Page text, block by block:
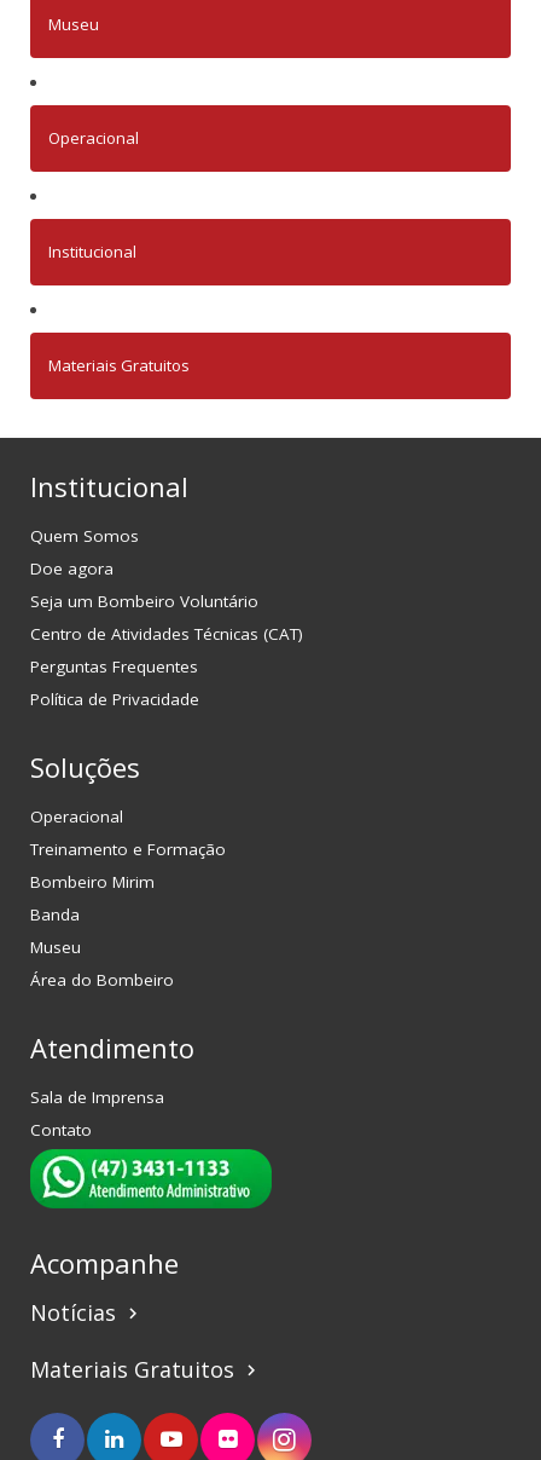
Museu
Operacional
Institucional
Materiais Gratuitos
Institucional
Quem Somos
Doe agora
Seja um Bombeiro Voluntário
Centro de Atividades Técnicas (CAT)
Perguntas Frequentes
Política de Privacidade
Soluções
Operacional
Treinamento e Formação
Bombeiro Mirim
Banda
Museu
Área do Bombeiro
Atendimento
Sala de Imprensa
Contato
Acompanhe
Notícias keyboard_arrow_right
Materiais Gratuitos keyboard_arrow_right